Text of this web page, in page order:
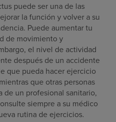
puede ser una de las
la función y volver a su
Puede aumentar tu
de movimiento y
el nivel de actividad
después de un accidente
que pueda hacer ejercicio
que otras personas
de un profesional sanitario,
siempre a su médico
rutina de ejercicios.